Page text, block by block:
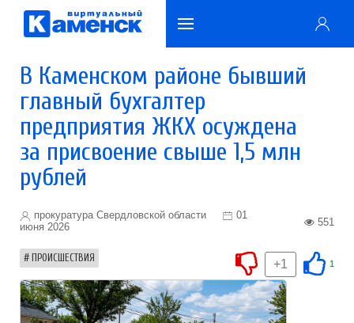
В Каменском районе бывший
главный бухгалтер
предприятия ЖКХ осуждена
за присвоение свыше 1,5 млн
рублей
прокуратура Свердловской области
01
июня 2026
551
ПРОИСШЕСТВИЯ 1
+1